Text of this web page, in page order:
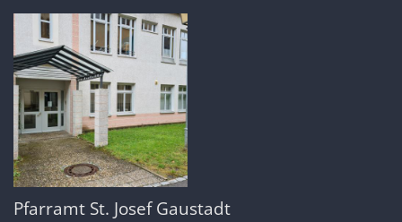
Pfarramt St. Josef Gaustadt